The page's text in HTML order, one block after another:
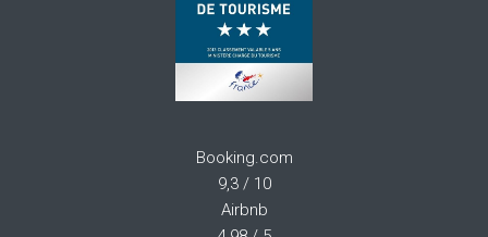
Booking.com
9,3 / 10
Airbnb